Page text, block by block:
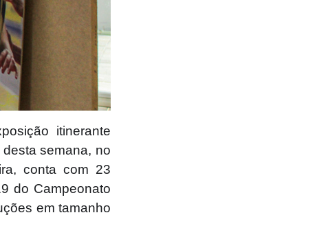
itinerante
desta semana, no
conta com 23
do Campeonato
em tamanho